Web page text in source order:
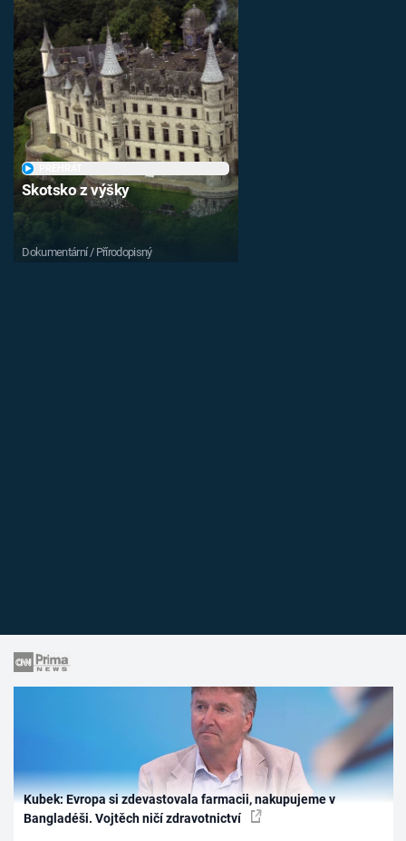
Skotsko z výšky
Dokumentární / Přírodopisný
Kubek: Evropa si zdevastovala farmacii, nakupujeme v
Bangladéši. Vojtěch ničí zdravotnictví